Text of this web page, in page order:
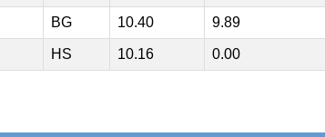
BG 10.40 9.89
HS 10.16 0.00